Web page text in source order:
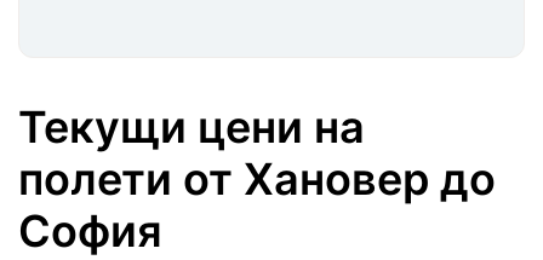
Текущи цени на
полети от Хановер до
София